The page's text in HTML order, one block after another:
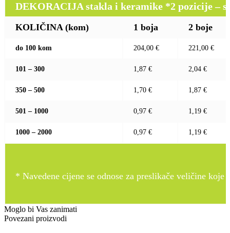
DEKORACIJA stakla i keramike *2 pozicije –
KOLIČINA (kom) 1 boja 2 boje
do 100 kom 204,00 € 221,00 €
101 – 300 1,87 € 2,04 €
350 – 500 1,70 € 1,87 €
501 – 1000 0,97 € 1,19 €
1000 – 2000 0,97 € 1,19 €
* Navedene cijene se odnose za preslikače veličine
Moglo bi Vas zanimati
Povezani proizvodi